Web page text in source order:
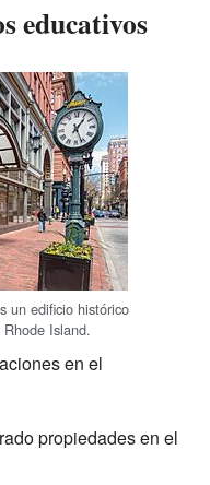
educativos
un edificio histórico
Island.
en el
propiedades en el